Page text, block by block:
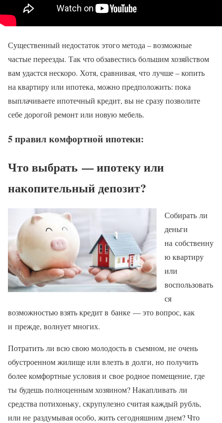
Существенный недостаток этого метода – возможные
частые переезды. Так что обзавестись большим хозяйством
вам удастся нескоро. Хотя, сравнивая, что лучше – копить
на квартиру или ипотека, можно предположить: пока
выплачиваете ипотечный кредит, вы не сразу позволите
себе дорогой ремонт или новую мебель.
5 правил комфортной ипотеки:
Что выбрать — ипотеку или
накопительный депозит?
Собирать ли
деньги
на собственну
ю квартиру
или
воспользовать
ся
возможностью взять кредит в банке — это вопрос, как
и прежде, волнует многих.
Потратить ли всю свою молодость в съемном, не очень
обустроенном жилище или влезть в долги, но получить
более комфортные условия и свое родное помещение, где
ты будешь полноценным хозяином? Накапливать ли
средства потихоньку, скрупулезно считая каждый рубль,
или не раздумывая особо, жить сегодняшним днем? Что